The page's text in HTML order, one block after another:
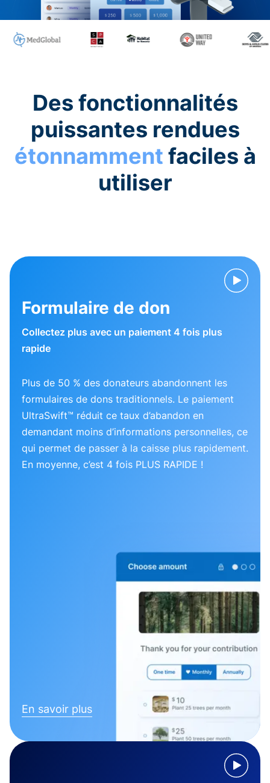
Des fonctionnalités
puissantes rendues
étonnamment faciles à
utiliser
Formulaire de don
Collectez plus avec un paiement 4 fois plus
rapide
Plus de 50 % des donateurs abandonnent les
formulaires de dons traditionnels. Le paiement
UltraSwift™ réduit ce taux d’abandon en
demandant moins d’informations personnelles, ce
qui permet de passer à la caisse plus rapidement.
En moyenne, c’est 4 fois PLUS RAPIDE !
En savoir plus